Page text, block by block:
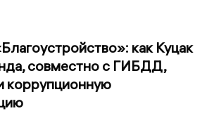
как Куцак
совместно с ГИБДД,
коррупционную